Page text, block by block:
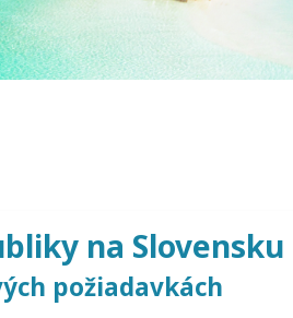
na Slovensku
požiadavkách